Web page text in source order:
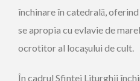
închinare în catedrală,
se apropia cu evlavie de
ocrotitor al locașului de cult.
În cadrul Sfintei Liturghii